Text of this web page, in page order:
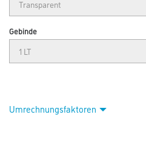
Gebinde
Umrechnungsfaktoren